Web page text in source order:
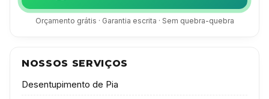
Orçamento grátis · Garantia escrita · Sem quebra-quebra
NOSSOS SERVIÇOS
Desentupimento de Pia